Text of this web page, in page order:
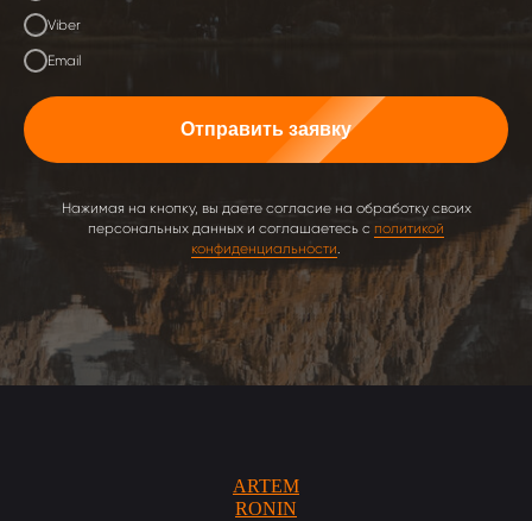
Viber
Email
Отправить заявку
Нажимая на кнопку, вы даете согласие на обработку своих
персональных данных и соглашаетесь с политикой
конфиденциальности.
ARTEM
RONIN